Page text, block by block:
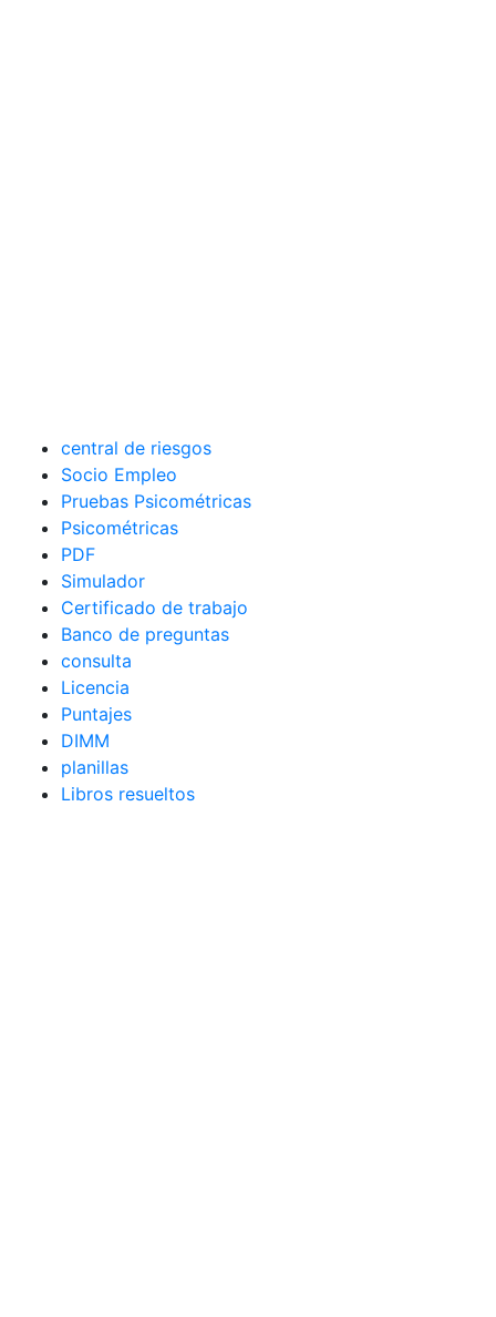
central de riesgos
Socio Empleo
Pruebas Psicométricas
Psicométricas
PDF
Simulador
Certificado de trabajo
Banco de preguntas
consulta
Licencia
Puntajes
DIMM
planillas
Libros resueltos